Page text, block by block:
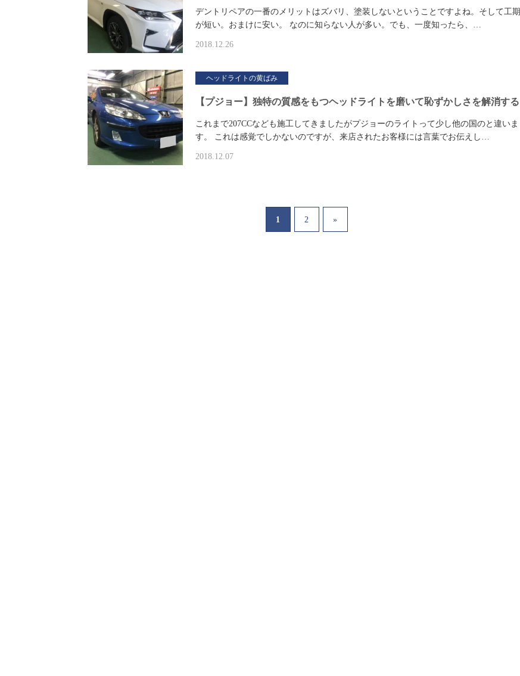
デントリペアの一番のメリットはズバリ、塗装しないということですよね。そして工期
が短い。おまけに安い。 なのに知らない人が多い。でも、一度知ったら、…
2018.12.26
ヘッドライトの黄ばみ
【プジョー】独特の質感をもつヘッドライトを磨いて恥ずかしさを解消する
これまで207CCなども施工してきましたがプジョーのライトって少し他の国のと違いま
す。 これは感覚でしかないのですが、来店されたお客様には言葉でお伝えし…
2018.12.07
1 2 »